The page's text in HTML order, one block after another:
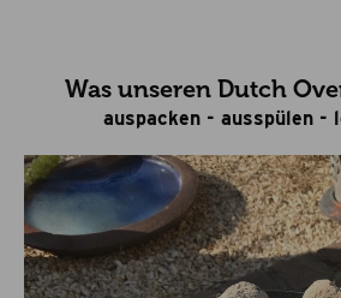
Was unseren Dutch
auspacken - ausspülen -